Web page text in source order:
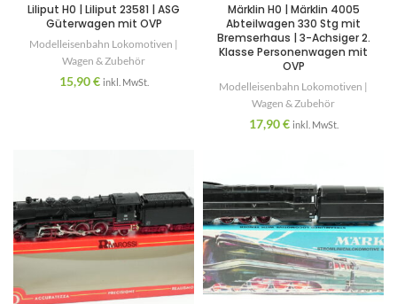
Liliput H0 | Liliput 23581 | ASG
Güterwagen mit OVP
Modelleisenbahn Lokomotiven |
Wagen & Zubehör
15,90€ inkl. MwSt.
Märklin H0 | Märklin 4005
Abteilwagen 330 Stg mit
Bremserhaus | 3-Achsiger 2.
Klasse Personenwagen mit
OVP
Modelleisenbahn Lokomotiven |
Wagen & Zubehör
17,90€ inkl. MwSt.